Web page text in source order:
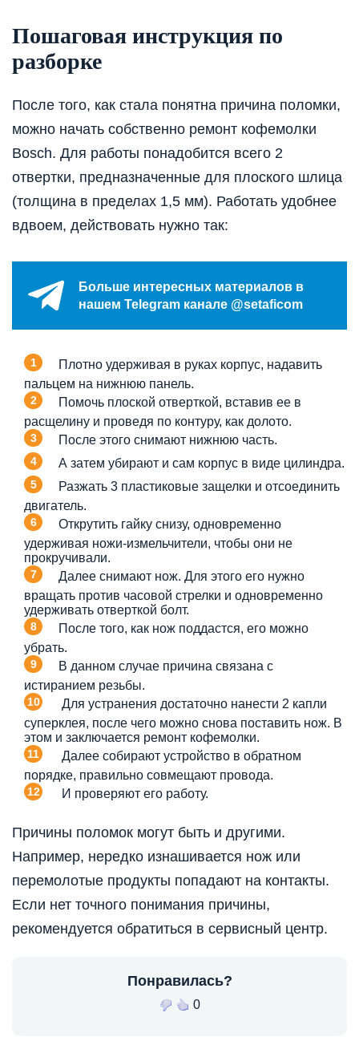
Пошаговая инструкция по
разборке
После того, как стала понятна причина поломки,
можно начать собственно ремонт кофемолки
Bosch. Для работы понадобится всего 2
отвертки, предназначенные для плоского шлица
(толщина в пределах 1,5 мм). Работать удобнее
вдвоем, действовать нужно так:
Больше интересных материалов в
нашем Telegram канале @setaficom
Плотно удерживая в руках корпус, надавить
пальцем на нижнюю панель.
Помочь плоской отверткой, вставив ее в
расщелину и проведя по контуру, как долото.
После этого снимают нижнюю часть.
А затем убирают и сам корпус в виде цилиндра.
Разжать 3 пластиковые защелки и отсоединить
двигатель.
Открутить гайку снизу, одновременно
удерживая ножи-измельчители, чтобы они не
прокручивали.
Далее снимают нож. Для этого его нужно
вращать против часовой стрелки и одновременно
удерживать отверткой болт.
После того, как нож поддастся, его можно
убрать.
В данном случае причина связана с
истиранием резьбы.
Для устранения достаточно нанести 2 капли
суперклея, после чего можно снова поставить нож. В
этом и заключается ремонт кофемолки.
Далее собирают устройство в обратном
порядке, правильно совмещают провода.
И проверяют его работу.
Причины поломок могут быть и другими.
Например, нередко изнашивается нож или
перемолотые продукты попадают на контакты.
Если нет точного понимания причины,
рекомендуется обратиться в сервисный центр.
Понравилась?
0